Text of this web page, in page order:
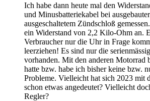
Ich habe dann heute mal den
und Minusbatteriekabel bei
ausgeschaltetem Zündschloß
ein Widerstand von 2,2 Kilo-Ohm an.
Verbraucher nur die Uhr in Frage
leerziehen! Es sind nur die
vorhanden. Mit den anderen Motorrad
hatte bzw. habe ich bisher keine bzw.
Probleme. Vielleicht hat sich 2023 mit
schon etwas angedeutet? Vielleicht
Regler?